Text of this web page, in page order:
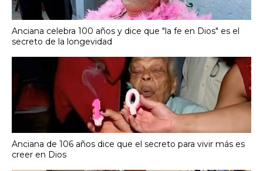
Anciana celebra 100 años y dice que "la fe en Dios" es el
secreto de la longevidad
Anciana de 106 años dice que el secreto para vivir más es
creer en Dios